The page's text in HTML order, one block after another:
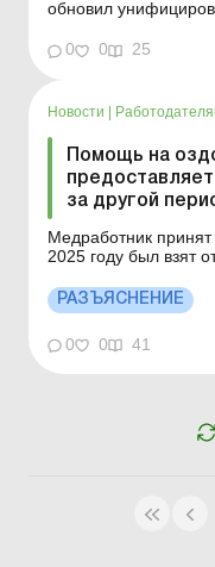
обновил
новость о создании
Закон о ВПЛ: ка...
0 0 25
Новости |
Помощь на
за другой
Медработник
2025 году был взят
медработник
2026 году, беря
исчисления б...
РАЗЪЯСНЕНИЕ
0 0 41